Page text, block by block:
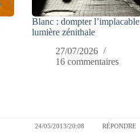
Blanc : dompter l’implacable
lumière zénithale
27/07/2026
16 commentaires
24/05/2013/20:08 RÉPONDRE